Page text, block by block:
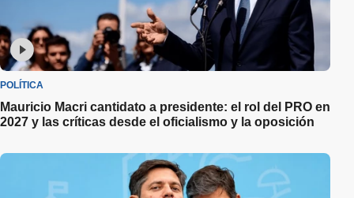
POLÍTICA
Mauricio Macri cantidato a presidente: el rol del PRO en
2027 y las críticas desde el oficialismo y la oposición